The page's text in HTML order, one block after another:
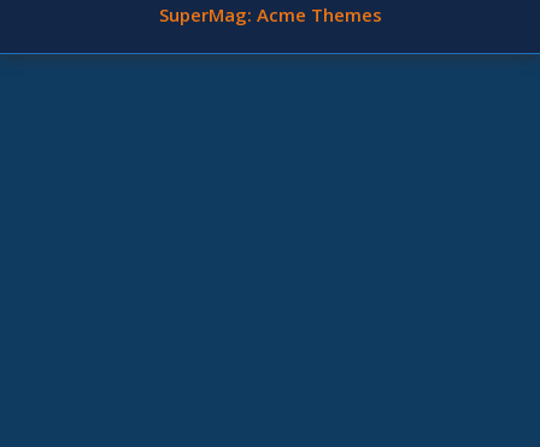
SuperMag: Acme Themes